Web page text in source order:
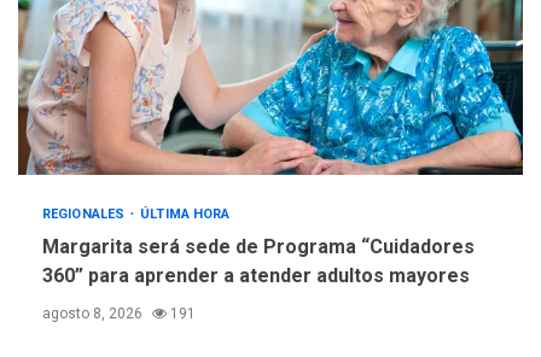
REGIONALES ÚLTIMA HORA
Margarita será sede de Programa “Cuidadores
360” para aprender a atender adultos mayores
agosto 8, 2026 191